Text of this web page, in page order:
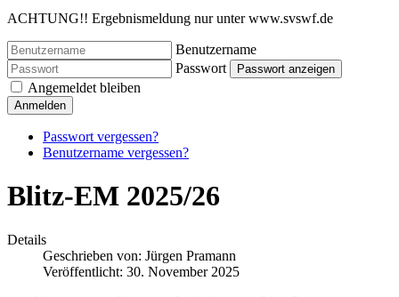
ACHTUNG!! Ergebnismeldung nur unter www.svswf.de
Benutzername
Passwort
Passwort anzeigen
Angemeldet bleiben
Anmelden
Passwort vergessen?
Benutzername vergessen?
Blitz-EM 2025/26
Details
Geschrieben von: Jürgen Pramann
Veröffentlicht: 30. November 2025